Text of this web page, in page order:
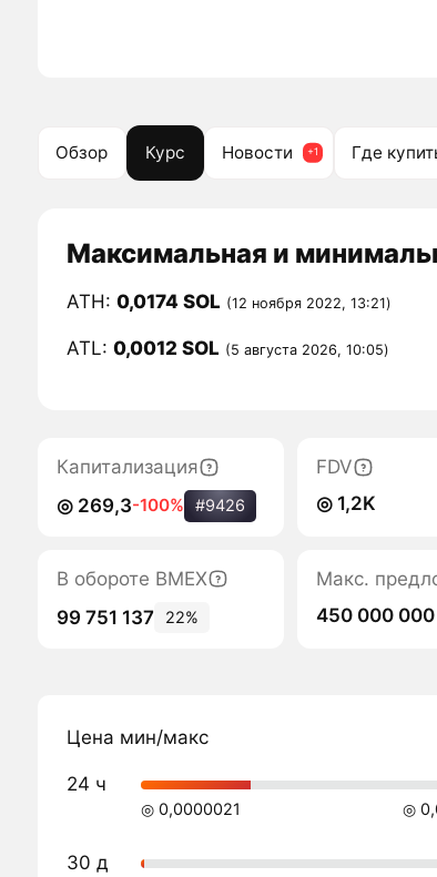
Обзор Курс Новости Где
Максимальная и
ATH: 0,0174 SOL (12 ноября 2022, 13:21)
ATL: 0,0012 SOL (5 августа 2026, 10:05)
Капитализация
◎ 269,3-100% #9426
FDV
◎ 1,2K
В обороте BMEX
99 751 137
22%
Макс.
450 000 000
Цена мин/макс
24 ч
◎ 0,0000021 ◎
30 д